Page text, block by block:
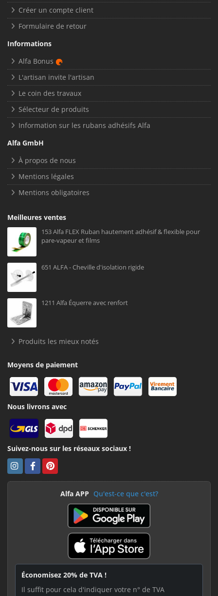
Créer un compte client
Formulaire de retour
Informations
Alfa Bonus
L'artisan invite l'artisan
Le coin des travaux
Sélecteur de produits
Information sur les rubans adhésifs Alfa
Alfa GmbH
À propos de nous
Mentions légales
Mentions obligatoires
Meilleures ventes
153 Alfa FLEX Ruban hautement adhésif & flexible pour
pare-vapeur et films
651 ALFA - Cheville d'isolation rigide
1211 Alfa Équerre avec renfort
Produits les mieux notés
Moyens de paiement
Nous livrons avec
Suivez-nous sur les réseaux sociaux !
Alfa APP Qu'est-ce que c'est?
Économisez 20% de TVA !
Il suffit pour cela d'indiquer votre n° de TVA